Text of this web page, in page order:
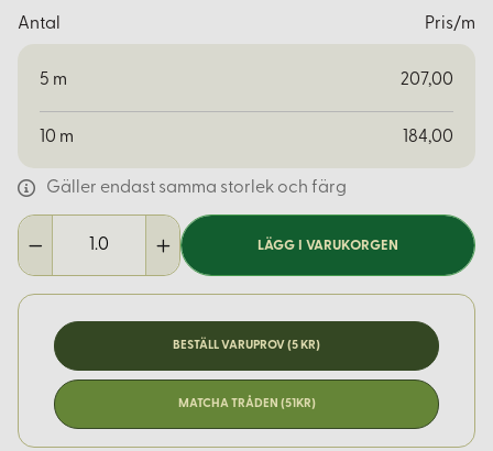
Antal Pris/m
5 m 207,00
10 m 184,00
Gäller endast samma storlek och färg
LÄGG I VARUKORGEN
BESTÄLL VARUPROV (5 KR)
MATCHA TRÅDEN (51KR)